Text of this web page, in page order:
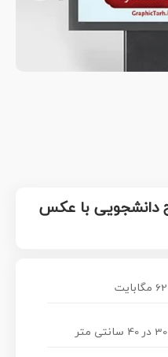
دانشجویی با عکس
62 مگابایت
30 در 40 سانتی متر